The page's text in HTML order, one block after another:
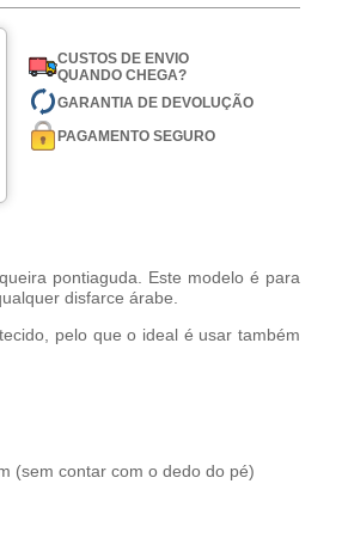
CUSTOS DE ENVIO
QUANDO CHEGA?
GARANTIA DE DEVOLUÇÃO
PAGAMENTO SEGURO
pontiaguda. Este modelo é para
disfarce árabe.
pelo que o ideal é usar também
(sem contar com o dedo do pé)